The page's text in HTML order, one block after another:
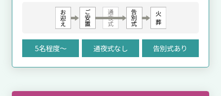
5名程度〜 通夜式なし 告別式あり